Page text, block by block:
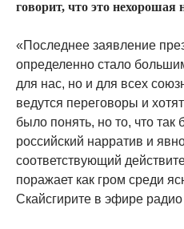
говорит, что это нехорошая
«Последнее заявление
определенно стало
для нас, но и для всех
ведутся переговоры и
было понять, но то, что так
российский нарратив и
соответствующий
поражает как гром среди
Скайсгирите в эфире радио